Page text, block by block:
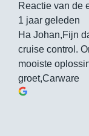
Reactie van de
1 jaar geleden
Ha Johan,Fijn
cruise control.
mooiste
groet,Carware